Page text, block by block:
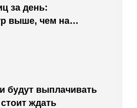
за день:
выше, чем на
будут выплачивать
ждать